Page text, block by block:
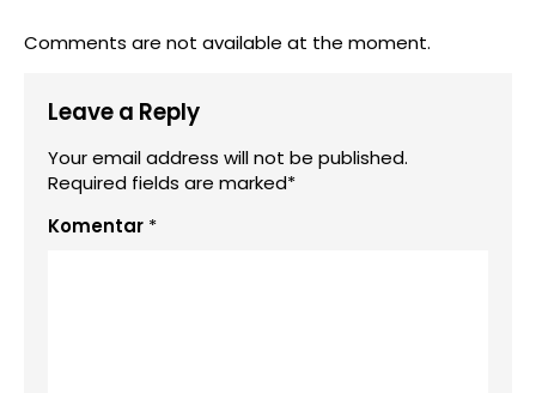
Comments are not available at the moment.
Leave a Reply
Your email address will not be published.
Required fields are marked*
Komentar *